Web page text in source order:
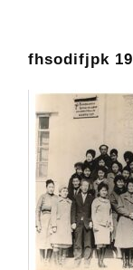
fhsodifjpk 19